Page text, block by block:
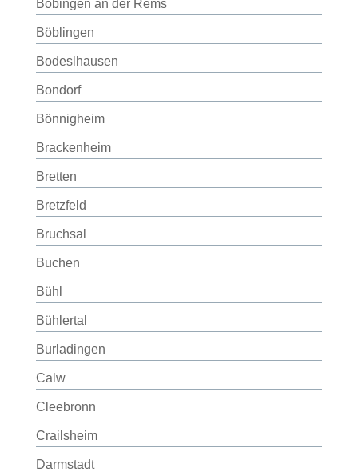
Böbingen an der Rems
Böblingen
Bodeslhausen
Bondorf
Bönnigheim
Brackenheim
Bretten
Bretzfeld
Bruchsal
Buchen
Bühl
Bühlertal
Burladingen
Calw
Cleebronn
Crailsheim
Darmstadt